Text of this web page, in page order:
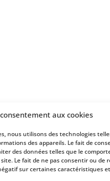
aux cookies
nous utilisons des technologies
des appareils. Le fait de
des données telles que le
Le fait de ne pas consentir ou de
sur certaines caractéristiques